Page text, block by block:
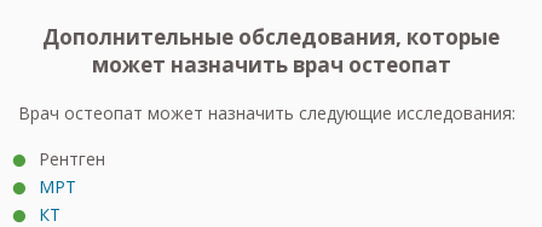
Дополнительные обследования, которые
может назначить врач остеопат
Врач остеопат может назначить следующие исследования:
Рентген
МРТ
КТ